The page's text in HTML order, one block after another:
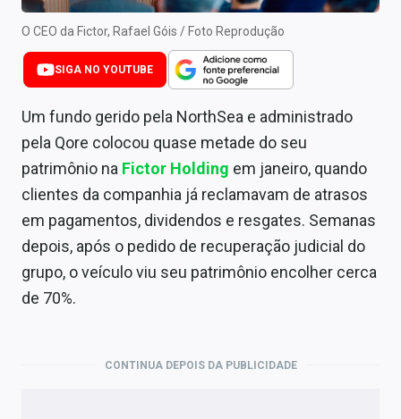
Central de Fundos Imobiliários
Central dos IPOs
Renda Fixa
Finanças Pessoais
Mercados
Economia
Empresas
Brasil
O CEO da Fictor, Rafael Góis / Foto Reprodução
SIGA NO YOUTUBE
Um fundo gerido pela NorthSea e administrado
pela Qore colocou quase metade do seu
patrimônio na Fictor Holding em janeiro, quando
clientes da companhia já reclamavam de atrasos
em pagamentos, dividendos e resgates. Semanas
depois, após o pedido de recuperação judicial do
grupo, o veículo viu seu patrimônio encolher cerca
de 70%.
CONTINUA DEPOIS DA PUBLICIDADE